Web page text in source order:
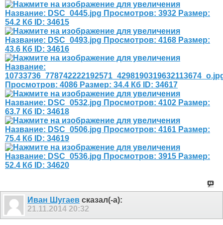
Иван Шугаев сказал(-а):
21.11.2014 20:32